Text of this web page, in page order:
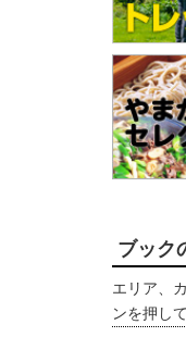
ブック
エリア、
ンを押し